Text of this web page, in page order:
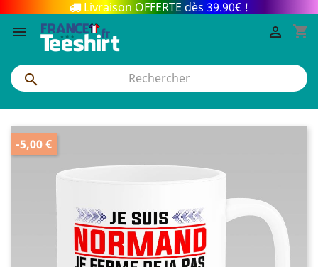
Livraison OFFERTE dès 39.90€ !
 shopping_cart


-5,00 €